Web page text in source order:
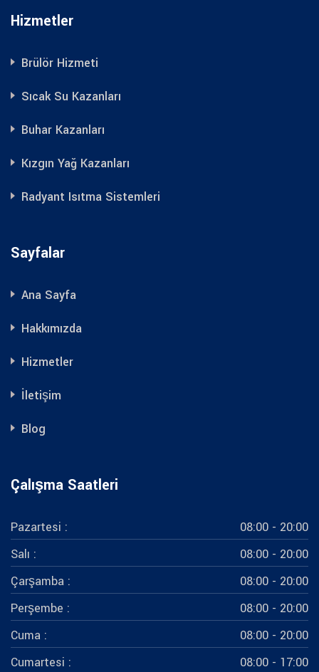
Hizmetler
Brülör Hizmeti
Sıcak Su Kazanları
Buhar Kazanları
Kızgın Yağ Kazanları
Radyant Isıtma Sistemleri
Sayfalar
Ana Sayfa
Hakkımızda
Hizmetler
İletişim
Blog
Çalışma Saatleri
Pazartesi :
08:00 - 20:00
Salı :
08:00 - 20:00
Çarşamba :
08:00 - 20:00
Perşembe :
08:00 - 20:00
Cuma :
08:00 - 20:00
Cumartesi :
08:00 - 17:00